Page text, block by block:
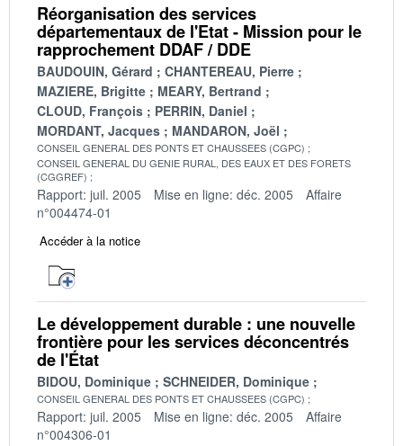
Réorganisation des services
départementaux de l'Etat - Mission pour le
rapprochement DDAF / DDE
BAUDOUIN, Gérard
CHANTEREAU, Pierre
MAZIERE, Brigitte
MEARY, Bertrand
CLOUD, François
PERRIN, Daniel
MORDANT, Jacques
MANDARON, Joël
CONSEIL GENERAL DES PONTS ET CHAUSSEES (CGPC)
CONSEIL GENERAL DU GENIE RURAL, DES EAUX ET DES FORETS
(CGGREF)
Rapport: juil. 2005 Mise en ligne: déc. 2005
Affaire
n°004474-01
Accéder à la notice
Le développement durable : une nouvelle
frontière pour les services déconcentrés
de l'État
BIDOU, Dominique SCHNEIDER, Dominique
CONSEIL GENERAL DES PONTS ET CHAUSSEES (CGPC)
Rapport: juil. 2005 Mise en ligne: déc. 2005
Affaire
n°004306-01